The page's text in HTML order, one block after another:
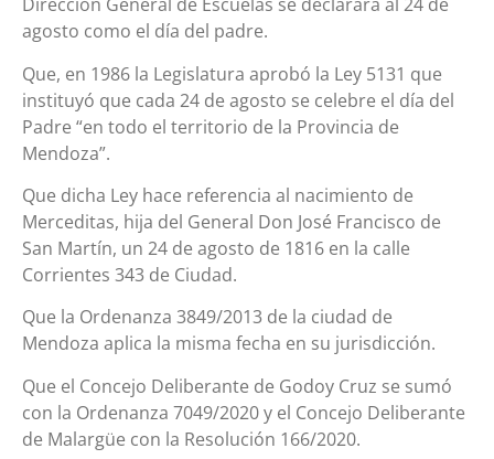
agosto como el día del padre.
Que, en 1986 la Legislatura aprobó la Ley 5131 que
instituyó que cada 24 de agosto se celebre el día del
Padre “en todo el territorio de la Provincia de
Mendoza”.
Que dicha Ley hace referencia al nacimiento de
Merceditas, hija del General Don José Francisco de
San Martín, un 24 de agosto de 1816 en la calle
Corrientes 343 de Ciudad.
Que la Ordenanza 3849/2013 de la ciudad de
Mendoza aplica la misma fecha en su jurisdicción.
Que el Concejo Deliberante de Godoy Cruz se sumó
con la Ordenanza 7049/2020 y el Concejo Deliberante
de Malargüe con la Resolución 166/2020.